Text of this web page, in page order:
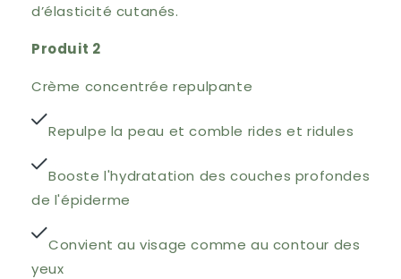
d’élasticité cutanés.
Produit 2
Crème concentrée repulpante
Repulpe la peau et comble rides et ridules
Booste l'hydratation des couches profondes
de l'épiderme
Convient au visage comme au contour des
yeux